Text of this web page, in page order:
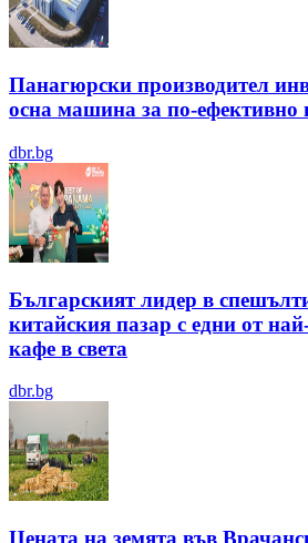
Панагюрски производител
осна машина за по-ефективно
dbr.bg
Българският лидер в
китайския пазар с едни от
кафе в света
dbr.bg
Цената на земята във